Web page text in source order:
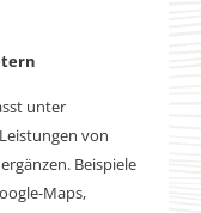
unter
von
Beispiele
Maps,